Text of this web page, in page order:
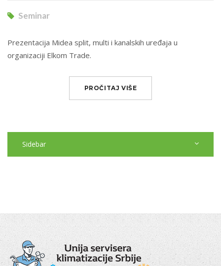
Seminar
Prezentacija Midea split, multi i kanalskih uređaja u
organizaciji Elkom Trade.
PROČITAJ VIŠE
Sidebar